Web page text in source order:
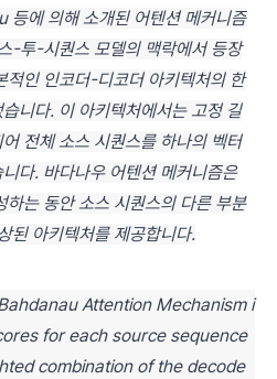
에 의해 소개된 어텐션 메커니즘
-투-시퀀스 모델의 맥락에서 등장
적인 인코더-디코더 아키텍처의 한
니다. 이 아키텍처에서는 고정 길
전체 소스 시퀀스를 하나의 벡터
다. 바다나우 어텐션 메커니즘은
하는 동안 소스 시퀀스의 다른 부분
된 아키텍처를 제공합니다.
Attention Mechanism i
for each source sequence
combination of the decode